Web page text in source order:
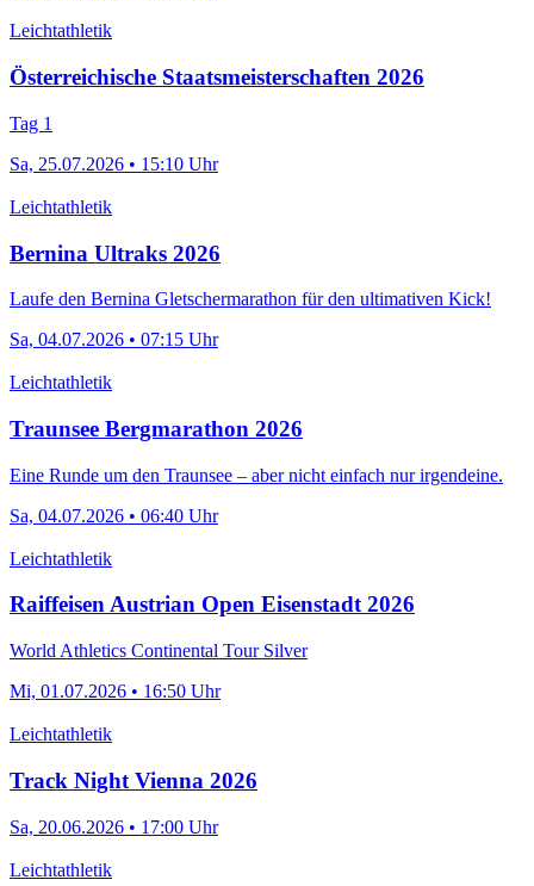
Leichtathletik
Österreichische Staatsmeisterschaften 2026
Tag 1
Sa, 25.07.2026 • 15:10 Uhr
Leichtathletik
Bernina Ultraks 2026
Laufe den Bernina Gletschermarathon für den ultimativen Kick!
Sa, 04.07.2026 • 07:15 Uhr
Leichtathletik
Traunsee Bergmarathon 2026
Eine Runde um den Traunsee – aber nicht einfach nur irgendeine.
Sa, 04.07.2026 • 06:40 Uhr
Leichtathletik
Raiffeisen Austrian Open Eisenstadt 2026
World Athletics Continental Tour Silver
Mi, 01.07.2026 • 16:50 Uhr
Leichtathletik
Track Night Vienna 2026
Sa, 20.06.2026 • 17:00 Uhr
Leichtathletik